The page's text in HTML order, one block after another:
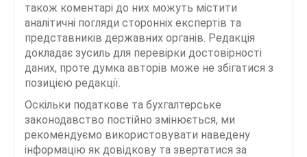
також коментарі до них можуть містити
аналітичні погляди сторонніх експертів та
представників державних органів. Редакція
докладає зусиль для перевірки достовірності
даних, проте думка авторів може не збігатися з
позицією редакції.
Оскільки податкове та бухгалтерське
законодавство постійно змінюється, ми
рекомендуємо використовувати наведену
інформацію як довідкову та звертатися за